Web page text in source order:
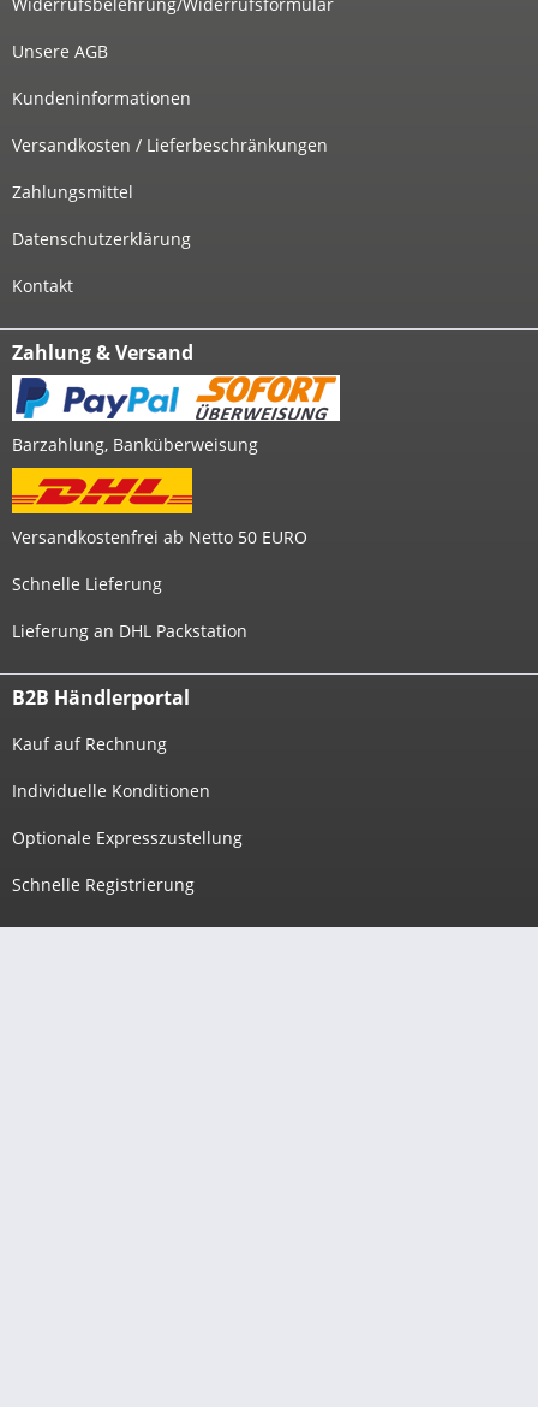
Unsere AGB
Kundeninformationen
Versandkosten / Lieferbeschränkungen
Zahlungsmittel
Datenschutzerklärung
Kontakt
Zahlung & Versand
Barzahlung, Banküberweisung
Versandkostenfrei ab Netto 50 EURO
Schnelle Lieferung
Lieferung an DHL Packstation
B2B Händlerportal
Kauf auf Rechnung
Individuelle Konditionen
Optionale Expresszustellung
Schnelle Registrierung